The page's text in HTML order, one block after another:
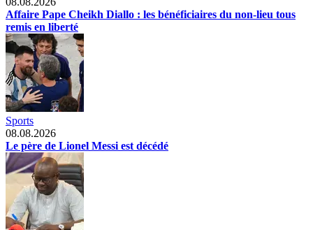
Affaire Pape Cheikh Diallo : les bénéficiaires du non-lieu tous
remis en liberté
Sports
08.08.2026
Le père de Lionel Messi est décédé